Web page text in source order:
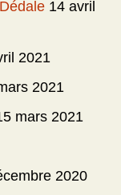
14 avril
2021
2021
mars 2021
2020